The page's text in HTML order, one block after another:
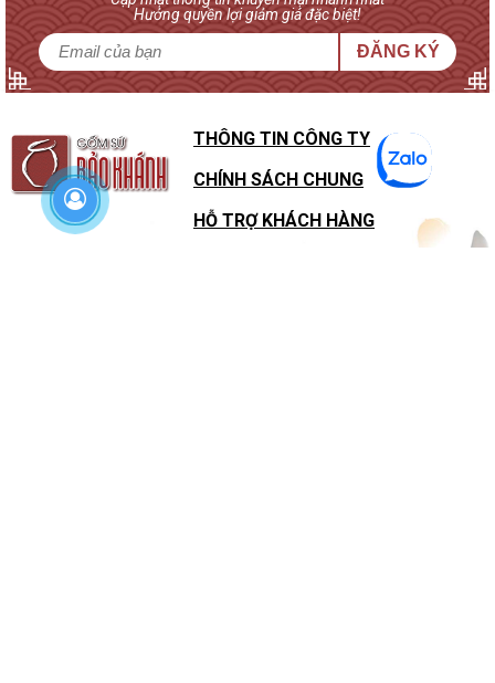
Hưởng quyền lợi giảm giá đặc biệt!
ĐĂNG KÝ
THÔNG TIN CÔNG TY
CHÍNH SÁCH CHUNG
HỖ TRỢ KHÁCH HÀNG